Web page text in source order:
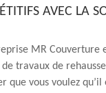
AVEC LA
MR Couverture
travaux de
que vous voulez qu’il